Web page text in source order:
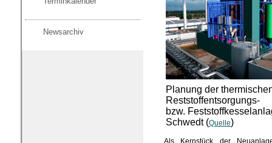
Newsarchiv
Planung der
Reststoffentsorgungs-
bzw.
Schwedt (Quelle)
Als Kernstück der